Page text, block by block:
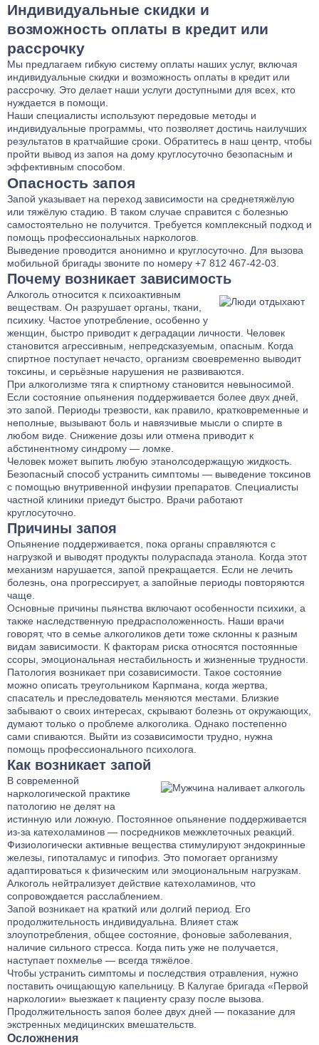
Индивидуальные скидки и
возможность оплаты в кредит или
рассрочку
Мы предлагаем гибкую систему оплаты наших услуг, включая
индивидуальные скидки и возможность оплаты в кредит или
рассрочку. Это делает наши услуги доступными для всех, кто
нуждается в помощи.
Наши специалисты используют передовые методы и
индивидуальные программы, что позволяет достичь наилучших
результатов в кратчайшие сроки. Обратитесь в наш центр, чтобы
пройти вывод из запоя на дому круглосуточно безопасным и
эффективным способом.
Опасность запоя
Запой указывает на переход зависимости на среднетяжёлую
или тяжёлую стадию. В таком случае справится с болезнью
самостоятельно не получится. Требуется комплексный подход и
помощь профессиональных наркологов.
Выведение проводится анонимно и круглосуточно. Для вызова
мобильной бригады звоните по номеру +7 812 467-42-03.
Почему возникает зависимость
Алкоголь относится к психоактивным
веществам. Он разрушает органы, ткани,
психику. Частое употребление, особенно у
женщин, быстро приводит к деградации личности. Человек
становится агрессивным, непредсказуемым, опасным. Когда
спиртное поступает нечасто, организм своевременно выводит
токсины, и серьёзные нарушения не развиваются.
При алкоголизме тяга к спиртному становится невыносимой.
Если состояние опьянения поддерживается более двух дней,
это запой. Периоды трезвости, как правило, кратковременные и
неполные, вызывают боль и навязчивые мысли о спирте в
любом виде. Снижение дозы или отмена приводит к
абстинентному синдрому — ломке.
Человек может выпить любую этанолсодержащую жидкость.
Безопасный способ устранить симптомы — выведение токсинов
с помощью внутривенной инфузии препаратов. Специалисты
частной клиники приедут быстро. Врачи работают
круглосуточно.
Причины запоя
Опьянение поддерживается, пока органы справляются с
нагрузкой и выводят продукты полураспада этанола. Когда этот
механизм нарушается, запой прекращается. Если не лечить
болезнь, она прогрессирует, а запойные периоды повторяются
чаще.
Основные причины пьянства включают особенности психики, а
также наследственную предрасположенность. Наши врачи
говорят, что в семье алкоголиков дети тоже склонны к разным
видам зависимости. К факторам риска относятся постоянные
ссоры, эмоциональная нестабильность и жизненные трудности.
Патология возникает при созависимости. Такое состояние
можно описать треугольником Карпмана, когда жертва,
спасатель и преследователь меняются местами. Близкие
забывают о своих интересах, скрывают болезнь от окружающих,
думают только о проблеме алкоголика. Однако постепенно
сами спиваются. Выйти из созависимости трудно, нужна
помощь профессионального психолога.
Как возникает запой
В современной
наркологической практике
патологию не делят на
истинную или ложную. Постоянное опьянение поддерживается
из-за катехоламинов — посредников межклеточных реакций.
Физиологически активные вещества стимулируют эндокринные
железы, гипоталамус и гипофиз. Это помогает организму
адаптироваться к физическим или эмоциональным нагрузкам.
Алкоголь нейтрализует действие катехоламинов, что
сопровождается расслаблением.
Запой возникает на краткий или долгий период. Его
продолжительность индивидуальна. Влияет стаж
злоупотребления, общее состояние, фоновые заболевания,
наличие сильного стресса. Когда пить уже не получается,
наступает похмелье — всегда тяжёлое.
Чтобы устранить симптомы и последствия отравления, нужно
поставить очищающую капельницу. В Калугае бригада «Первой
наркологии» выезжает к пациенту сразу после вызова.
Продолжительность запоя более двух дней — показание для
экстренных медицинских вмешательств.
Осложнения